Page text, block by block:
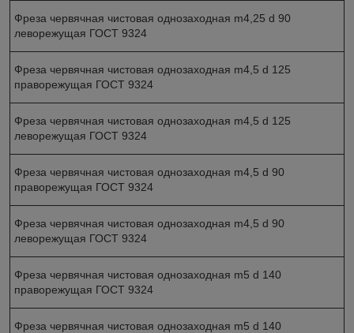
Фреза червячная чистовая однозаходная m4,25 d 90
леворежущая ГОСТ 9324
Фреза червячная чистовая однозаходная m4,5 d 125
праворежущая ГОСТ 9324
Фреза червячная чистовая однозаходная m4,5 d 125
леворежущая ГОСТ 9324
Фреза червячная чистовая однозаходная m4,5 d 90
праворежущая ГОСТ 9324
Фреза червячная чистовая однозаходная m4,5 d 90
леворежущая ГОСТ 9324
Фреза червячная чистовая однозаходная m5 d 140
праворежущая ГОСТ 9324
Фреза червячная чистовая однозаходная m5 d 140